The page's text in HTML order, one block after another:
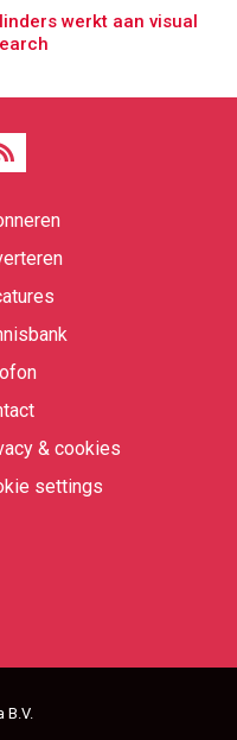
werkt aan visual
& cookies
settings